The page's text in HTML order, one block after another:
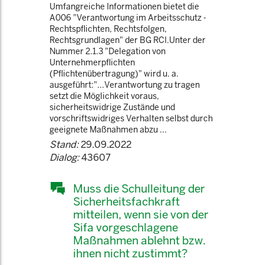
Umfangreiche Informationen bietet die
A006 "Verantwortung im Arbeitsschutz -
Rechtspflichten, Rechtsfolgen,
Rechtsgrundlagen" der BG RCI.Unter der
Nummer 2.1.3 "Delegation von
Unternehmerpflichten
(Pflichtenübertragung)" wird u. a.
ausgeführt:"...Verantwortung zu tragen
setzt die Möglichkeit voraus,
sicherheitswidrige Zustände und
vorschriftswidriges Verhalten selbst durch
geeignete Maßnahmen abzu ...
Stand:29.09.2022
Dialog:43607
Muss die Schulleitung der
Sicherheitsfachkraft
mitteilen, wenn sie von der
Sifa vorgeschlagene
Maßnahmen ablehnt bzw.
ihnen nicht zustimmt?